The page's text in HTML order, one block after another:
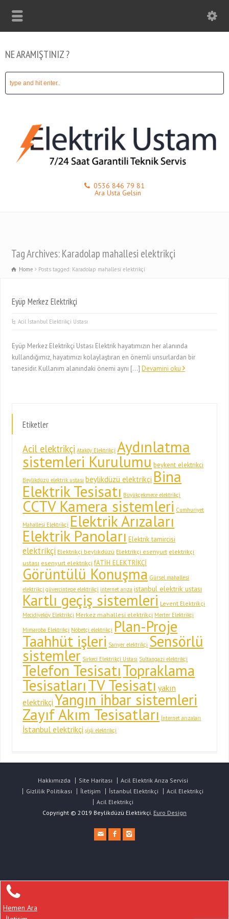
NE ARAMIŞTINIZ ?
0536 846 79 81
Ara Usta Gelsin
Tag Archives: Karadolap mahallesi elektrikçi
Home Posts tagged: Karadolap mahallesi elektrikçi
Eyüp Merkez Elektrikçi
Acil İstanbul Elektrikçi Ustası
Eyüp Merkez Elektrikçi Ustası Elektrik hayatımızın her alanında
kullandığımız, hayatımızı kolaylaştıran en önemli unsurlardan bir
tanesidir. Kullanım alanındaki önemi aynı […]Devamini oku
Etiketler
Acil elektrikçi Ataköy Elektrikçi Aydınlatma
sistemleri Kurulumu beykent elektrikçi
Beylikdüzü elektrik ustası beylikdüzü elektrikçi Bina
Elektrik Tesisatı Büyükçekmece elektrikçi
CCTV Kamera sistemleri Cumhuriyet
Mahallesi Elektrikçi Elektrik Arızaları
Elektrik Panoları Elektrik tamircisi
elektrikçi Elektrikçi beylikdüzü Elektrikçi esenyurt elektrikçi
ustası esenyurt elektrikçi fATİH ELEKTRİKÇİ
Görüntülü Konuşma Gürsel mahallesi
elektrikçi güvercintepe elektrikçi internet arıza istanbul elektrik ustası
Kartlı geçiş sistemleri Levent Elektrikçi
Mecidiyeköy Elektrikçi Merkez mahallesi elektrikçi Merter Elektrikçi
Mimaroba Elektrikçi Nöbetçi elektrikçi Plan-Proje
Taahhüt işleri Sarıyer elektrikçi Sensörlü
sistemler Sirkeci Elektrikçi Ustası Sultangazi elektrikçi
Telefon TesisatıTopraklama
TesisatlarıTV Tesisatı yakın
elektrikçi Yangın ihbar sistemleri
Zayıf Akım Tesisatları İnternet arızaları
İstanbul elektrikçi şişli elektrikçi
Hakkımızda Site Haritası
Acil Elektrik Arıza Servisi
Gizlilik Politikası
İletişim İstanbul Elektrikçi
Acil Elektrikçi
Acil Elektrikçi
Copyright © 2019 Beylikdüzü Elektirkçi. Euro Design
Hemen Ara